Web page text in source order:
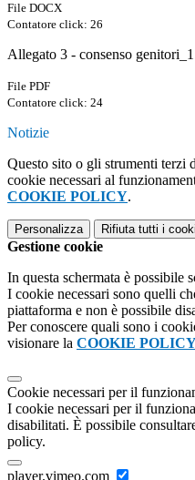
File DOCX
Contatore click: 26
Allegato 3 - consenso
File PDF
Contatore click: 24
Notizie
Questo sito o gli strumenti terzi
cookie necessari al
COOKIE POLICY.
Personalizza Rifiuta tutti i
Gestione cookie
In questa schermata è possibile
I cookie necessari sono quelli
piattaforma e non è possibile
Per conoscere quali sono i
visionare la COOKIE
Cookie necessari per il
I cookie necessari per il
disabilitati. È possibile
policy.
player.vimeo.com